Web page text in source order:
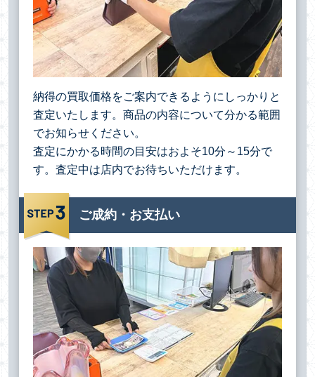
納得の買取価格をご案内できるようにしっかりと
査定いたします。商品の内容について分かる範囲
でお知らせください。
査定にかかる時間の目安はおよそ10分～15分で
す。査定中は店内でお待ちいただけます。
ご成約・お支払い